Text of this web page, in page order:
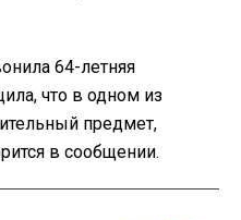
64-летняя
что в одном из
предмет,
в сообщении.